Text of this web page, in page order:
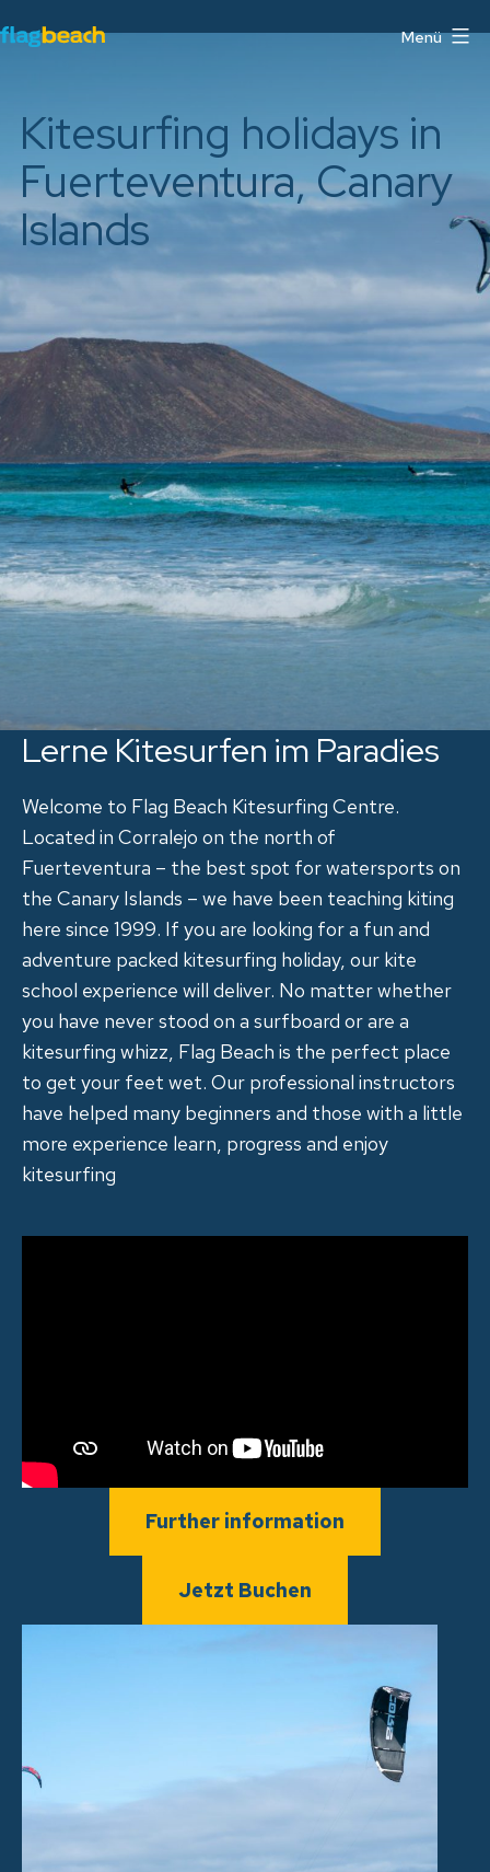
Inhalt
Watersports
Centre
Fuerteventura
Menü
Kitesurfing holidays in
Fuerteventura, Canary
Islands
Lerne Kitesurfen im Paradies
Welcome to Flag Beach Kitesurfing Centre.
Located in Corralejo on the north of
Fuerteventura – the best spot for watersports on
the Canary Islands – we have been teaching kiting
here since 1999. If you are looking for a fun and
adventure packed kitesurfing holiday, our kite
school experience will deliver. No matter whether
you have never stood on a surfboard or are a
kitesurfing whizz, Flag Beach is the perfect place
to get your feet wet. Our professional instructors
have helped many beginners and those with a little
more experience learn, progress and enjoy
kitesurfing
Further information
Jetzt Buchen